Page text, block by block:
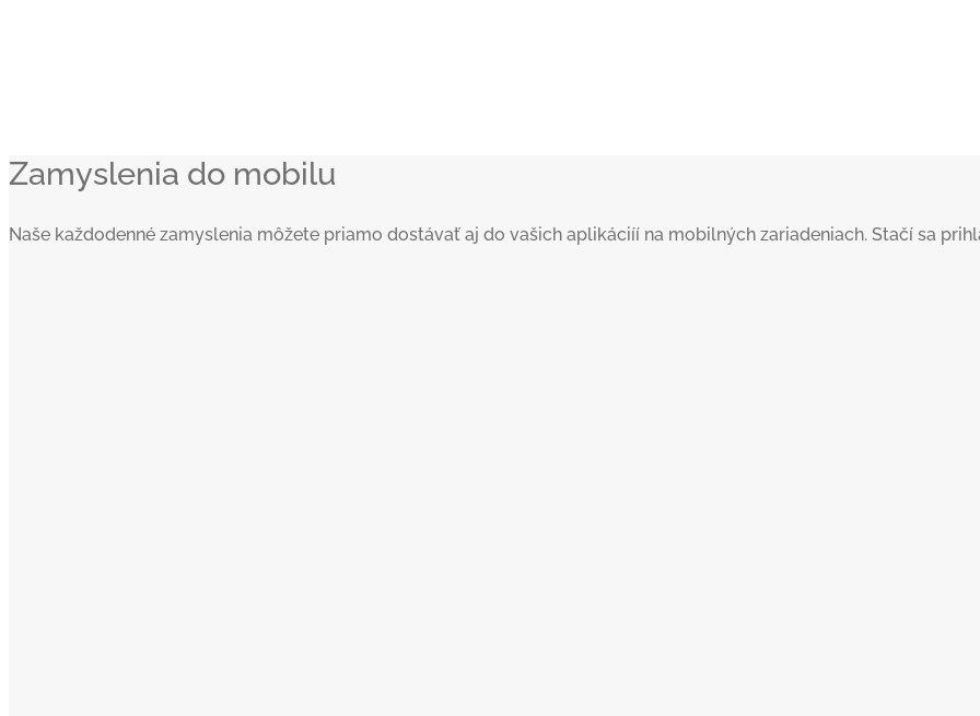
Zamyslenia do mobilu
Naše každodenné zamyslenia môžete priamo dostávať aj do vašich aplikáciíí na mobilných zariadeniach. Stačí sa